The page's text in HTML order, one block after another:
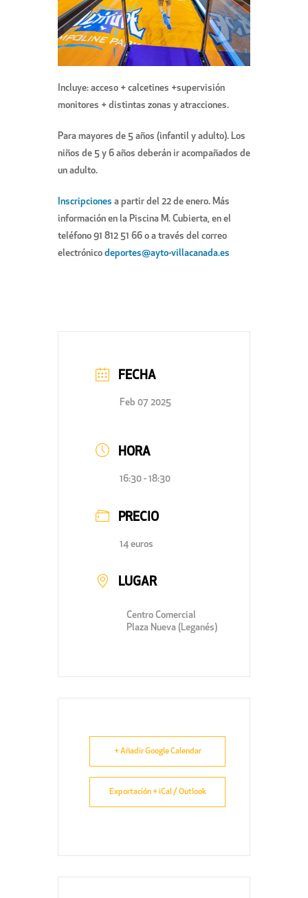
Incluye: acceso + calcetines +supervisión
monitores + distintas zonas y atracciones.
Para mayores de 5 años (infantil y adulto). Los
niños de 5 y 6 años deberán ir acompañados de
un adulto.
Inscripciones a partir del 22 de enero. Más
información en la Piscina M. Cubierta, en el
teléfono 91 812 51 66 o a través del correo
electrónico deportes@ayto-villacanada.es
FECHA
Feb 07 2025
HORA
16:30 - 18:30
PRECIO
14 euros
LUGAR
Centro Comercial
Plaza Nueva (Leganés)
+ Añadir Google Calendar
Exportación + iCal / Outlook